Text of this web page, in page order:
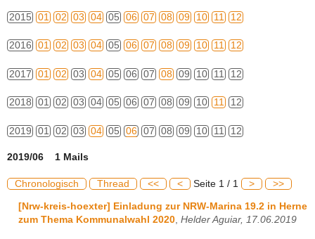
2015 01 02 03 04 05 06 07 08 09 10 11 12
2016 01 02 03 04 05 06 07 08 09 10 11 12
2017 01 02 03 04 05 06 07 08 09 10 11 12
2018 01 02 03 04 05 06 07 08 09 10 11 12
2019 01 02 03 04 05 06 07 08 09 10 11 12
2019/06 1 Mails
Chronologisch Thread << < Seite 1 / 1 > >>
[Nrw-kreis-hoexter] Einladung zur NRW-Marina 19.2 in Herne
zum Thema Kommunalwahl 2020, Helder Aguiar, 17.06.2019